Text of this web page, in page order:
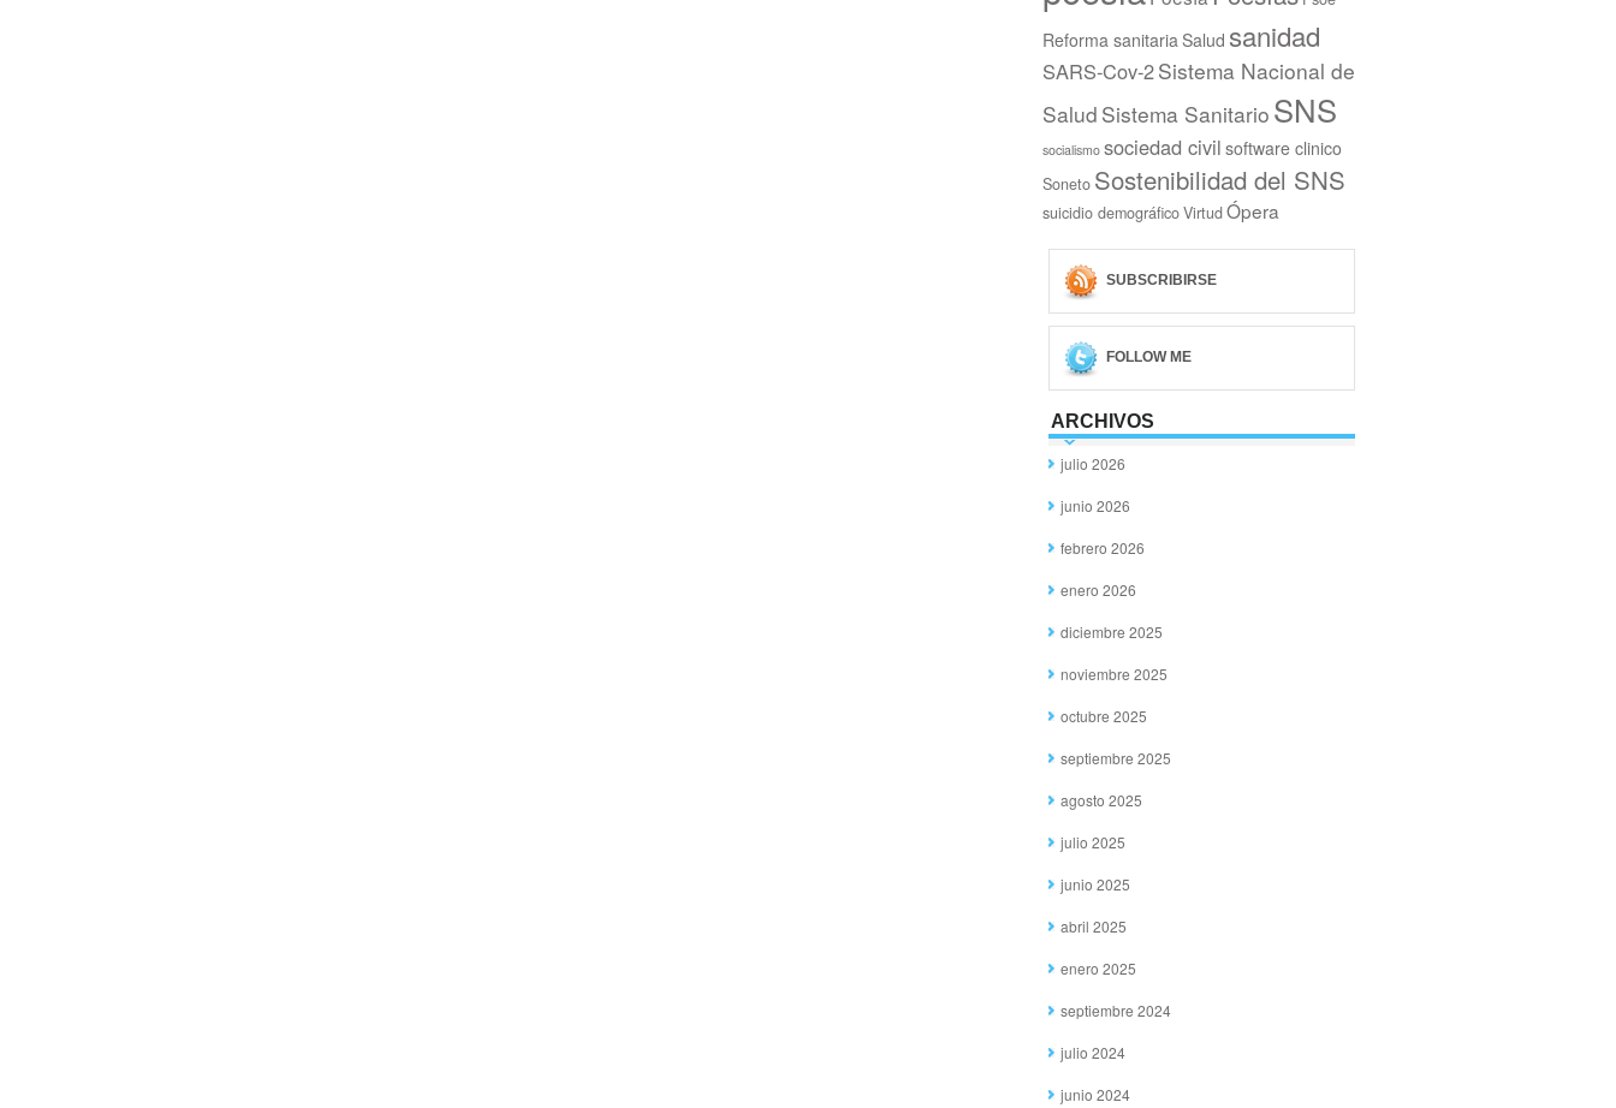
Reforma sanitariaSalud sanidad
SARS-Cov-2Sistema Nacional de
Salud Sistema Sanitario SNS
socialismo sociedad civil software clinico
Soneto Sostenibilidad del SNS
suicidio demográficoVirtudÓpera
SUBSCRIBIRSE
FOLLOW ME
ARCHIVOS
julio 2026
junio 2026
febrero 2026
enero 2026
diciembre 2025
noviembre 2025
octubre 2025
septiembre 2025
agosto 2025
julio 2025
junio 2025
abril 2025
enero 2025
septiembre 2024
julio 2024
junio 2024